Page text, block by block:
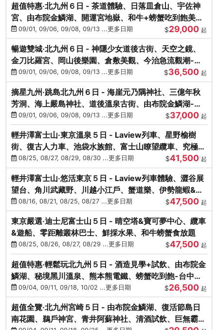
超值特惠‧北九州６日 - 茶道體驗、日落皿倉山、宇佐神
宮、由布院金鱗湖、開運宮地嶽、和牛+螃蟹吃到飽美
饌-台中出發
09/01, 09/06, 09/08, 09/13 ...更多日期 $29,000 起
暢遊雙城‧北九州６日 - 神隱少女道後古街、天空之鏡、
金刀比羅宮、岡山後樂園、倉敷美觀、今治急流觀潮-台
中出發
09/01, 09/06, 09/08, 09/13 ...更多日期 $36,500 起
摘星九州‧跳島北九州６日 - 海崖元乃隅神社、三億年秋
芳洞、海上嚴島神社、道後溫泉古街、由布院金鱗湖-台
中出發
09/01, 09/06, 09/08, 09/13 ...更多日期 $37,000 起
輕井澤富士山‧東京溫泉５日 - Laview列車、星野榆樹
街、復古人力車、池袋水族館、富士山瞭望纜車、究極海
鮮食放題
08/25, 08/27, 08/29, 08/30 ...更多日期 $41,500 起
輕井澤富士山‧悠活東京５日 - Laview列車體驗、澀谷展
望台、角川武藏野、川越小江戶、蟹道樂、伊勢龍蝦&海
膽生魚片
08/16, 08/21, 08/25, 08/27 ...更多日期 $47,500 起
東京嚴選‧迪士尼富士山５日 - 晴空塔&寶可夢中心、纜車
&遊船、零距離叢林巴士、鮮採水果、和牛螃蟹食放題
08/25, 08/26, 08/27, 08/29 ...更多日期 $47,500 起
超值特惠‧輕鬆玩北九州５日 - 酒造見學+試飲、由布院金
鱗湖、秘境黑川溫泉、熊本熊電鐵、螃蟹吃到飽-台中出
發09/04, 09/11, 09/18, 10/02 ...更多日期 $26,500 起
超值全覽‧北九州宮崎５日 - 由布院金鱗湖、復活節島日
南花園、鵜戶神宮、青井阿蘇神社、清酒試飲、巨無霸熊